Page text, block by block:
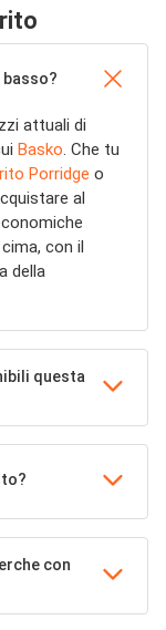
attuali di
Basko. Che tu
Porridge o
al
con il
della
questa
con